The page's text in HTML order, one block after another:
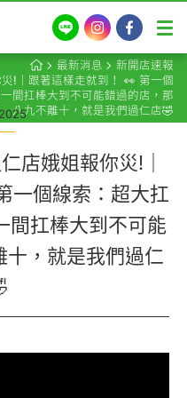
LINE InstagramFacebook
最新消息
新開店速報
!｜跟著這樣走就到！ 👀 第一個
間扛棒大到不可能錯過的店，那
八九不離十，就是我們過仁店🤣
店娥姐報你災!｜
一個線索：超大扛
間扛棒大到不可能
，就是我們過仁